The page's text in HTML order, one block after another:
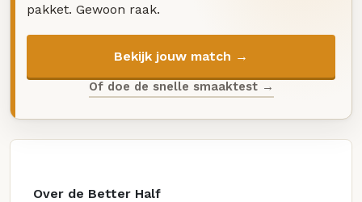
pakket. Gewoon raak.
Bekijk jouw match →
Of doe de snelle smaaktest →
Over de Better Half